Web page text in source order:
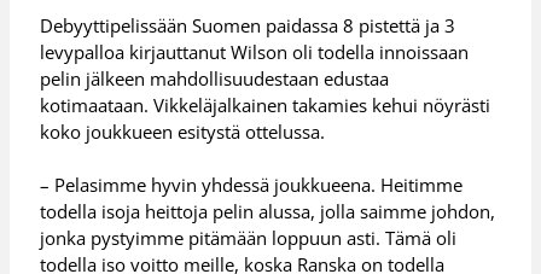
Debyyttipelissään Suomen paidassa 8 pistettä ja 3
levypalloa kirjauttanut Wilson oli todella innoissaan
pelin jälkeen mahdollisuudestaan edustaa
kotimaataan. Vikkeläjalkainen takamies kehui nöyrästi
koko joukkueen esitystä ottelussa.
– Pelasimme hyvin yhdessä joukkueena. Heitimme
todella isoja heittoja pelin alussa, jolla saimme johdon,
jonka pystyimme pitämään loppuun asti. Tämä oli
todella iso voitto meille, koska Ranska on todella